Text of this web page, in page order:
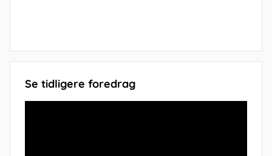
Se tidligere foredrag